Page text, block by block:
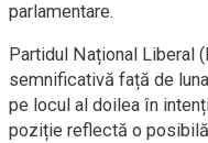
parlamentare.
Partidul Național Liberal
semnificativă față de
pe locul al doilea în
poziție reflectă o